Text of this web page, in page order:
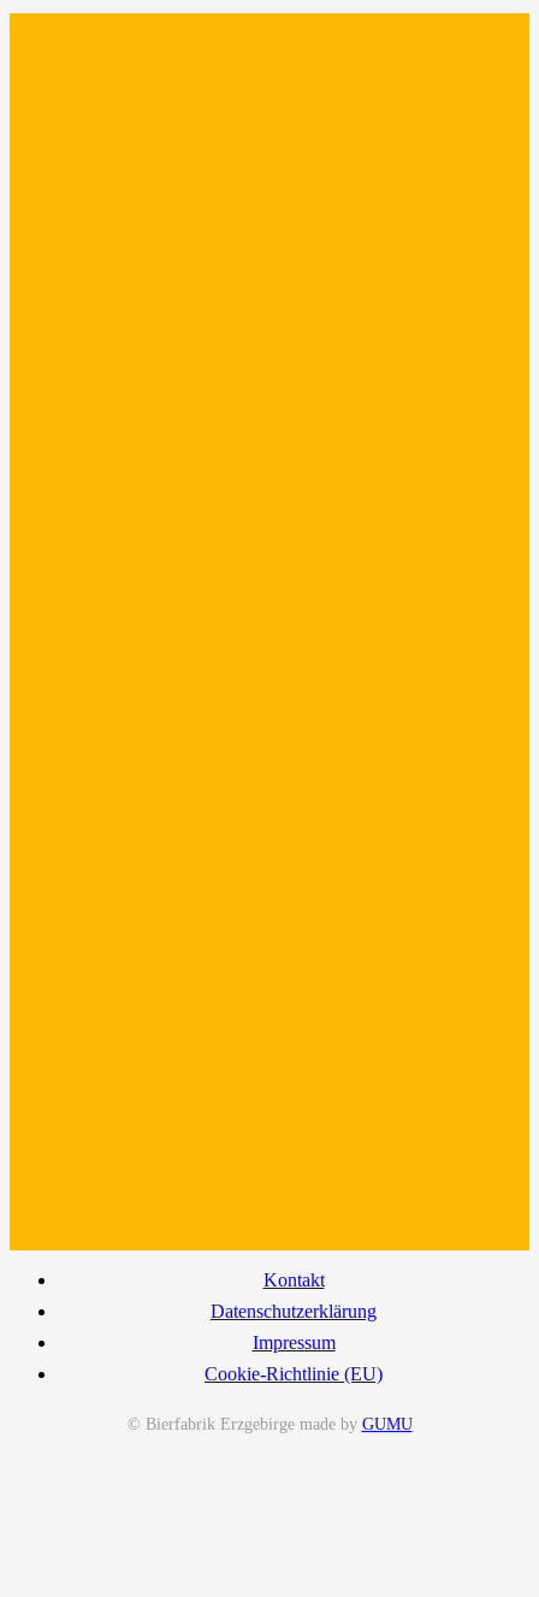
Kontakt
Datenschutzerklärung
Impressum
Cookie-Richtlinie (EU)
© Bierfabrik Erzgebirge made by GUMU